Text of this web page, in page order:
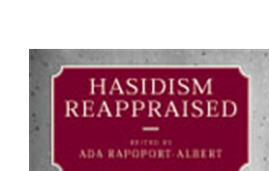
עדה רפופורט-אלברט